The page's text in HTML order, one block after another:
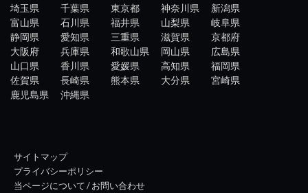
埼玉県
千葉県 東京都 神奈川県
新潟県
富山県
石川県 福井県 山梨県
岐阜県
静岡県
愛知県 三重県 滋賀県
京都府
大阪府
兵庫県 和歌山県 岡山県
広島県
山口県
香川県 愛媛県 高知県
福岡県
佐賀県
長崎県 熊本県 大分県
宮崎県
鹿児島県
沖縄県
サイトマップ
プライバシーポリシー
当ページについて / お問い合わせ